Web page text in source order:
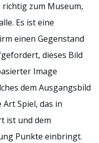
zum Museum,
Es ist eine
einen Gegenstand
dieses Bild
Image
dem Ausgangsbild
Spiel, das in
ist und dem
Punkte einbringt.